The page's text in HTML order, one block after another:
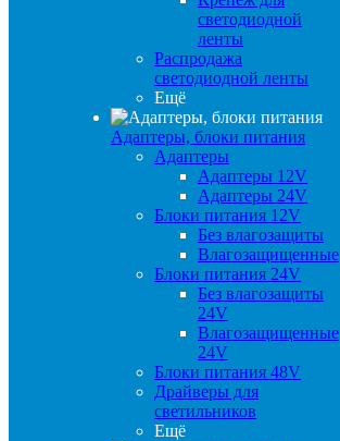
светодиодной
ленты
Распродажа
светодиодной ленты
Ещё
Адаптеры, блоки питания
Адаптеры
Адаптеры 12V
Адаптеры 24V
Блоки питания 12V
Без влагозащиты
Влагозащищенные
Блоки питания 24V
Без влагозащиты
24V
Влагозащищенные
24V
Блоки питания 48V
Драйверы для
светильников
Ещё